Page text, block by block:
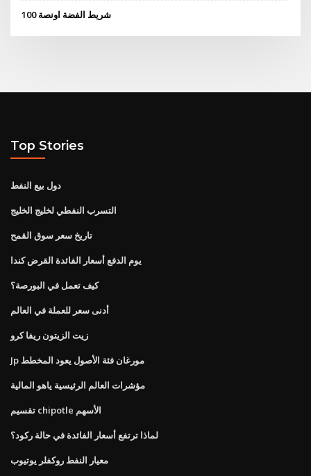
100 شريط الفضة اونصة
Top Stories
دول بيع النفط
التسرب النفطي لخليج الخليج
تاريخ سعر سوق القمح
يوم الدفع أسعار الفائدة القرض كندا
كيف تعمل في البورصة؟
أدنى سعر للعملة في العالم
زيت الزيتون ريفا كرو
Jp مورغان فئة الأصول يعود المخطط
مؤشرات العالم الرئيسية ياهو المالية
تقسيم chipotle الأسهم
لماذا ترتفع أسعار الفائدة في حالة ركود؟
معيار النفط روكفلر يوتيوب